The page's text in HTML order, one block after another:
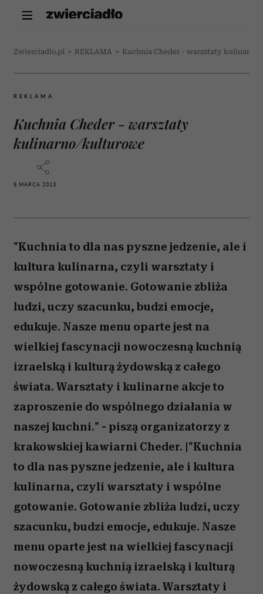
Zwierciadlo.pl > REKLAMA > Kuchnia Cheder - warsztaty
REKLAMA
Kuchnia Cheder - warsztaty
kulinarno/kulturowe
8 MARCA 2013
"Kuchnia to dla nas pyszne jedzenie, ale i
kultura kulinarna, czyli warsztaty i
wspólne gotowanie. Gotowanie zbliża
ludzi, uczy szacunku, budzi emocje,
edukuje. Nasze menu oparte jest na
wielkiej fascynacji nowoczesną kuchnią
izraelską i kulturą żydowską z całego
świata. Warsztaty i kulinarne akcje to
zaproszenie do wspólnego działania w
naszej kuchni." - piszą organizatorzy z
krakowskiej kawiarni Cheder. |"Kuchnia
to dla nas pyszne jedzenie, ale i kultura
kulinarna, czyli warsztaty i wspólne
gotowanie. Gotowanie zbliża ludzi, uczy
szacunku, budzi emocje, edukuje. Nasze
menu oparte jest na wielkiej fascynacji
nowoczesną kuchnią izraelską i kulturą
żydowską z całego świata. Warsztaty i